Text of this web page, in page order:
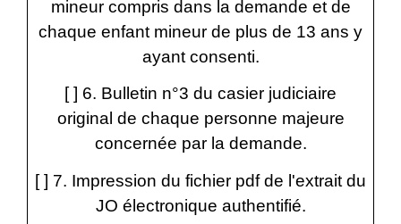
mineur compris dans la demande et de
chaque enfant mineur de plus de 13 ans y
ayant consenti.
[ ] 6. Bulletin n°3 du casier judiciaire
original de chaque personne majeure
concernée par la demande.
[ ] 7. Impression du fichier pdf de l'extrait du
JO électronique authentifié.